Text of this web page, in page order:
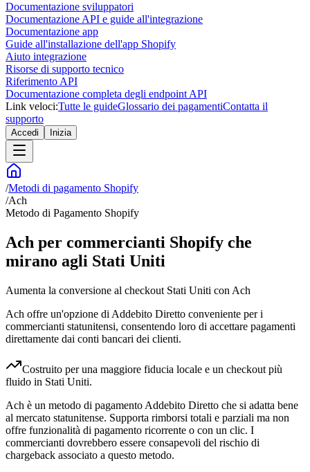
Documentazione sviluppatori
Documentazione API e guide all'integrazione
Documentazione app
Guide all'installazione dell'app Shopify
Aiuto integrazione
Risorse di supporto tecnico
Riferimento API
Documentazione completa degli endpoint API
Link veloci:Tutte le guideGlossario dei pagamentiContatta il
supporto
Accedi Inizia
/Metodi di pagamento Shopify
/Ach
Metodo di Pagamento Shopify
Ach per commercianti Shopify che
mirano agli Stati Uniti
Aumenta la conversione al checkout Stati Uniti con Ach
Ach offre un'opzione di Addebito Diretto conveniente per i
commercianti statunitensi, consentendo loro di accettare pagamenti
direttamente dai conti bancari dei clienti.
Costruito per una maggiore fiducia locale e un checkout più
fluido in Stati Uniti.
Ach è un metodo di pagamento Addebito Diretto che si adatta bene
al mercato statunitense. Supporta rimborsi totali e parziali ma non
offre funzionalità di pagamento ricorrente o con un clic. I
commercianti dovrebbero essere consapevoli del rischio di
chargeback associato a questo metodo.